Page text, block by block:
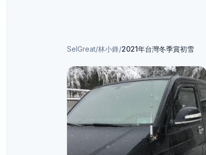
SelGreat/林小鋒/2021年台灣冬季賞初雪